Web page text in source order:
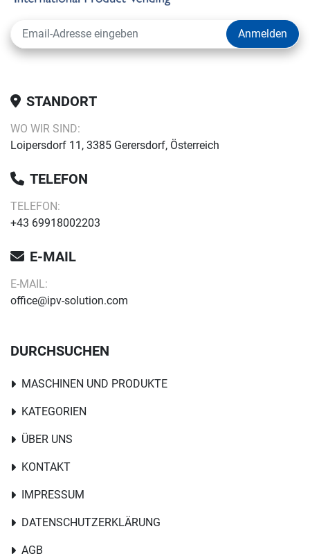
Anmelden
STANDORT
WO WIR SIND:
Loipersdorf 11, 3385 Gerersdorf, Österreich
TELEFON
TELEFON:
+43 69918002203
E-MAIL
E-MAIL:
office@ipv-solution.com
DURCHSUCHEN
MASCHINEN UND PRODUKTE
KATEGORIEN
ÜBER UNS
KONTAKT
IMPRESSUM
DATENSCHUTZERKLÄRUNG
AGB